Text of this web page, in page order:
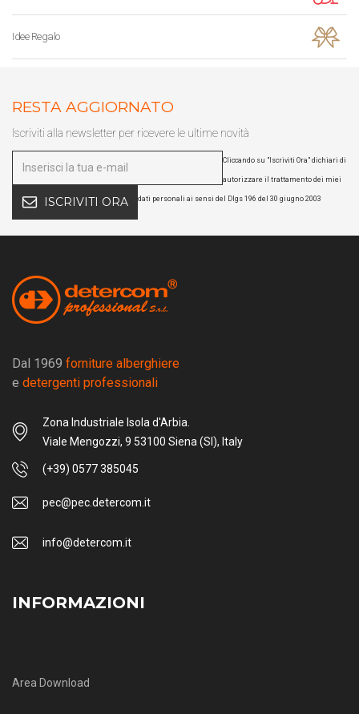
Idee Regalo
RESTA AGGIORNATO
Iscriviti alla newsletter per ricevere le ultime novità
ISCRIVITI ORA
Cliccando su "Iscriviti Ora" dichiari di
autorizzare il trattamento dei miei
dati personali ai sensi del Dlgs 196 del 30 giugno 2003
Dal 1969 forniture alberghiere
e detergenti professionali
Zona Industriale Isola d'Arbia.
Viale Mengozzi, 9 53100 Siena (SI), Italy
(+39) 0577 385045
pec@pec.detercom.it
info@detercom.it
INFORMAZIONI
Area Download